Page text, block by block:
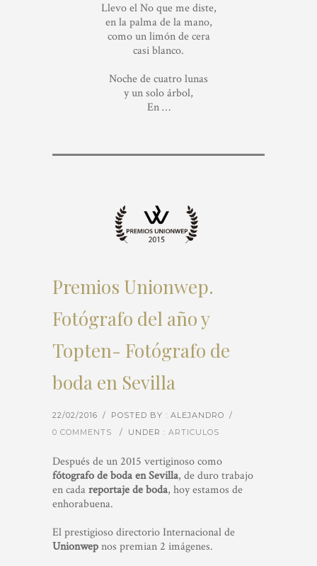
Llevo el No que me diste,
en la palma de la mano,
como un limón de cera
casi blanco.
Noche de cuatro lunas
y un solo árbol,
En …
Premios Unionwep.
Fotógrafo del año y
Topten- Fotógrafo de
boda en Sevilla
22/02/2016 / POSTED BY : ALEJANDRO /
0 COMMENTS
/ UNDER : ARTICULOS
Después de un 2015 vertiginoso como
fótografo de boda en Sevilla, de duro trabajo
en cadareportaje de boda, hoy estamos de
enhorabuena.
El prestigioso directorio Internacional de
Unionwepnos premian 2 imágenes.